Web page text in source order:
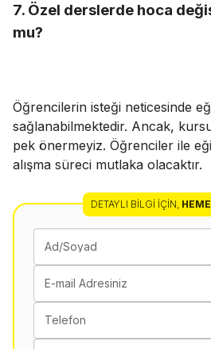
7. Özel derslerde hoca
mu?
Öğrencilerin isteği neticesinde
sağlanabilmektedir. Ancak,
pek önermeyiz. Öğrenciler ile
alışma süreci mutlaka olacaktır.
DETAYLI BILGI İÇIN,
Ad/Soyad
E-mail Adresiniz
Telefon